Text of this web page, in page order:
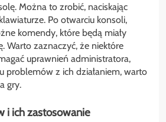
Można to zrobić, naciskając
Po otwarciu konsoli,
komendy, które będą miały
Warto zaznaczyć, że niektóre
uprawnień administratora,
problemów z ich działaniem, warto
gry.
i ich zastosowanie